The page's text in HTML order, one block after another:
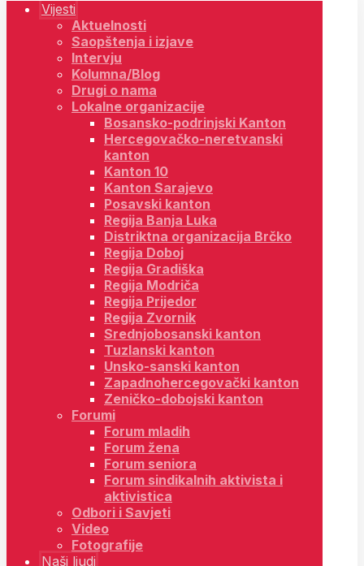
Vijesti
Aktuelnosti
Saopštenja i izjave
Intervju
Kolumna/Blog
Drugi o nama
Lokalne organizacije
Bosansko-podrinjski Kanton
Hercegovačko-neretvanski
kanton
Kanton 10
Kanton Sarajevo
Posavski kanton
Regija Banja Luka
Distriktna organizacija Brčko
Regija Doboj
Regija Gradiška
Regija Modriča
Regija Prijedor
Regija Zvornik
Srednjobosanski kanton
Tuzlanski kanton
Unsko-sanski kanton
Zapadnohercegovački kanton
Zeničko-dobojski kanton
Forumi
Forum mladih
Forum žena
Forum seniora
Forum sindikalnih aktivista i
aktivistica
Odbori i Savjeti
Video
Fotografije
Naši ljudi